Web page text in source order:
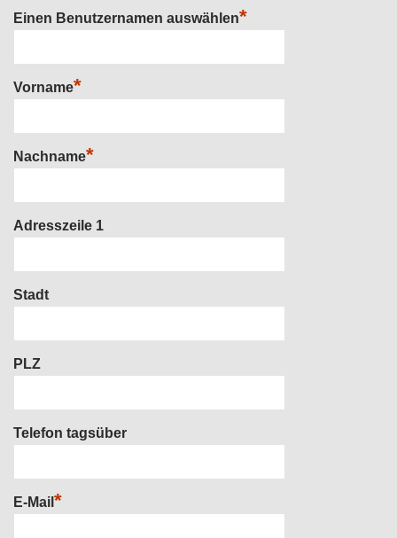
Einen Benutzernamen auswählen*
Vorname*
Nachname*
Adresszeile 1
Stadt
PLZ
Telefon tagsüber
E-Mail *